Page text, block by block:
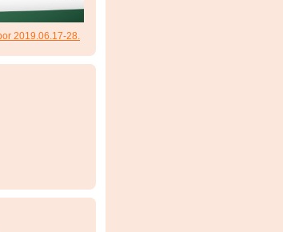
2019.06.17-28.